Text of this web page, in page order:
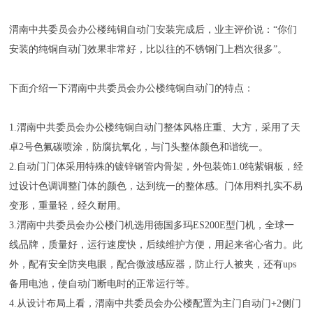
渭南中共委员会办公楼纯铜自动门安装完成后，业主评价说：“你们
安装的纯铜自动门效果非常好，比以往的不锈钢门上档次很多”。
下面介绍一下渭南中共委员会办公楼纯铜自动门的特点：
1.渭南中共委员会办公楼纯铜自动门整体风格庄重、大方，采用了天
卓2号色氟碳喷涂，防腐抗氧化，与门头整体颜色和谐统一。
2.自动门门体采用特殊的镀锌钢管内骨架，外包装饰1.0纯紫铜板，经
过设计色调调整门体的颜色，达到统一的整体感。门体用料扎实不易
变形，重量轻，经久耐用。
3.渭南中共委员会办公楼门机选用德国多玛ES200E型门机，全球一
线品牌，质量好，运行速度快，后续维护方便，用起来省心省力。此
外，配有安全防夹电眼，配合微波感应器，防止行人被夹，还有ups
备用电池，使自动门断电时的正常运行等。
4.从设计布局上看，渭南中共委员会办公楼配置为主门自动门+2侧门